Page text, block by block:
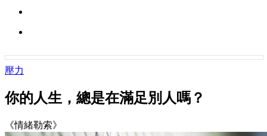
壓力
你的人生，總是在滿足別人嗎？
《情緒勒索》